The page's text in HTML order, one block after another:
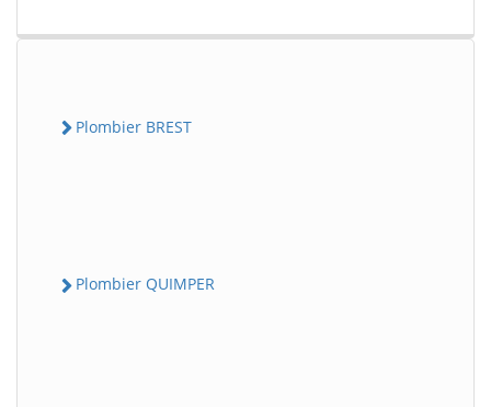
Plombier BREST
Plombier QUIMPER